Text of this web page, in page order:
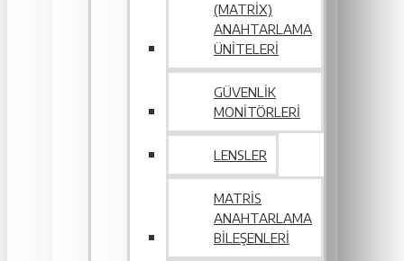
(MATRIX)
ANAHTARLAMA
ÜNITELERI
GÜVENLIK
MONITÖRLERI
LENSLER
MATRIS
ANAHTARLAMA
BILEŞENLERI